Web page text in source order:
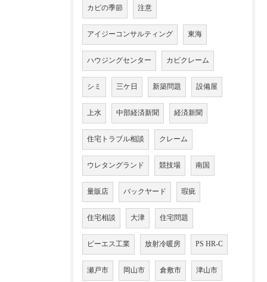
カビの季節 注意
アイジーコンサルティング 東海
ハウジングセンター カビクレーム
シミ 三ケ日 新築問題 設備屋
上水 中部経済新聞 経済新聞
住宅トラブル相談 クレーム
ウレタングランド 競技場 南国
量販店 バックヤード 瑕疵
住宅相談 大津 住宅問題
ピーエス工業 放射冷暖房 PS HR-C
瀬戸市 岡山市 倉敷市 津山市